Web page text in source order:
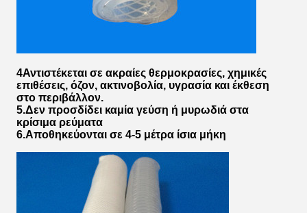
4Αντιστέκεται σε ακραίες θερμοκρασίες, χημικές
επιθέσεις, όζον, ακτινοβολία, υγρασία και έκθεση
στο περιβάλλον.
5.Δεν προσδίδει καμία γεύση ή μυρωδιά στα
κρίσιμα ρεύματα
6.Αποθηκεύονται σε 4-5 μέτρα ίσια μήκη